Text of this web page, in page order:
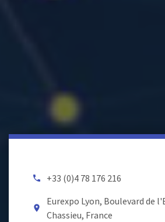
local_phone +33 (0)4 78 176 216
room
Eurexpo Lyon, Boulevard de
Chassieu, France